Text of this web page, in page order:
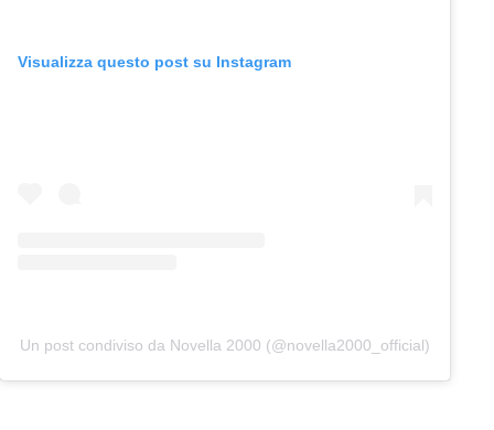
Visualizza questo post su Instagram
Un post condiviso da Novella 2000 (@novella2000_official)